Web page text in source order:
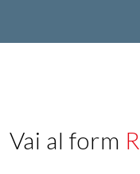
Vai al form